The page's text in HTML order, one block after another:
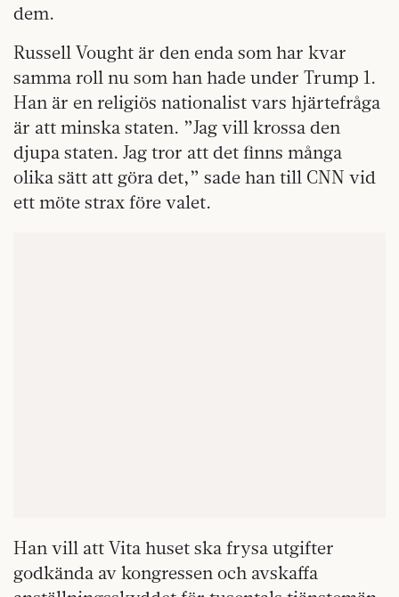
dem.
Russell Vought är den enda som har kvar
samma roll nu som han hade under Trump 1.
Han är en religiös nationalist vars hjärtefråga
är att minska staten. ”Jag vill krossa den
djupa staten. Jag tror att det finns många
olika sätt att göra det,” sade han till CNN vid
ett möte strax före valet.
Han vill att Vita huset ska frysa utgifter
godkända av kongressen och avskaffa